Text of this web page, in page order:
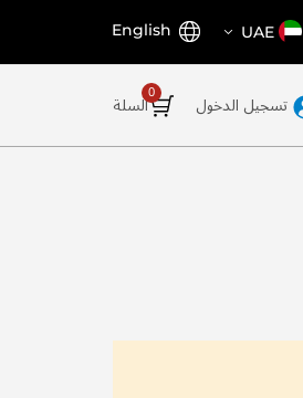
اختر
المتجر
UAE اللغة English
السلة تسجيل الدخول